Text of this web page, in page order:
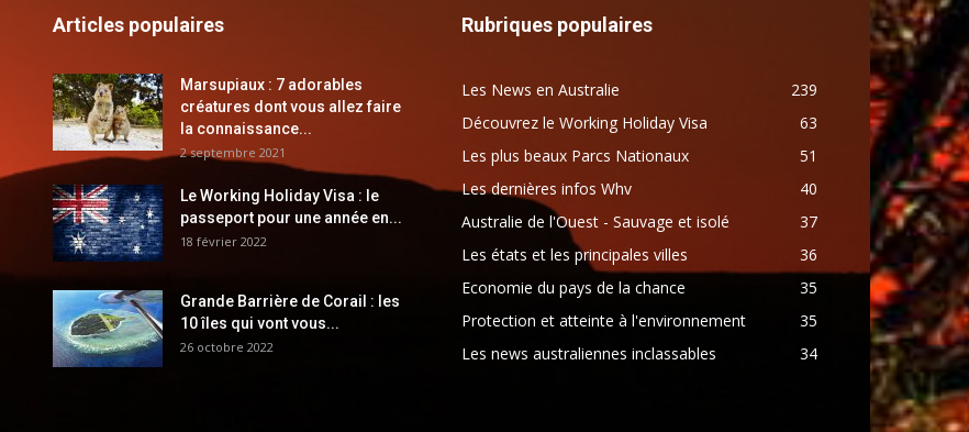
Articles populaires
Marsupiaux : 7 adorables
créatures dont vous allez faire
la connaissance...
2 septembre 2021
Le Working Holiday Visa : le
passeport pour une année en...
18 février 2022
Grande Barrière de Corail : les
10 îles qui vont vous...
26 octobre 2022
Rubriques populaires
Les News en Australie
239
Découvrez le Working Holiday Visa
63
Les plus beaux Parcs Nationaux
51
Les dernières infos Whv
40
Australie de l'Ouest - Sauvage et isolé
37
Les états et les principales villes
36
Economie du pays de la chance
35
Protection et atteinte à l'environnement
35
Les news australiennes inclassables
34